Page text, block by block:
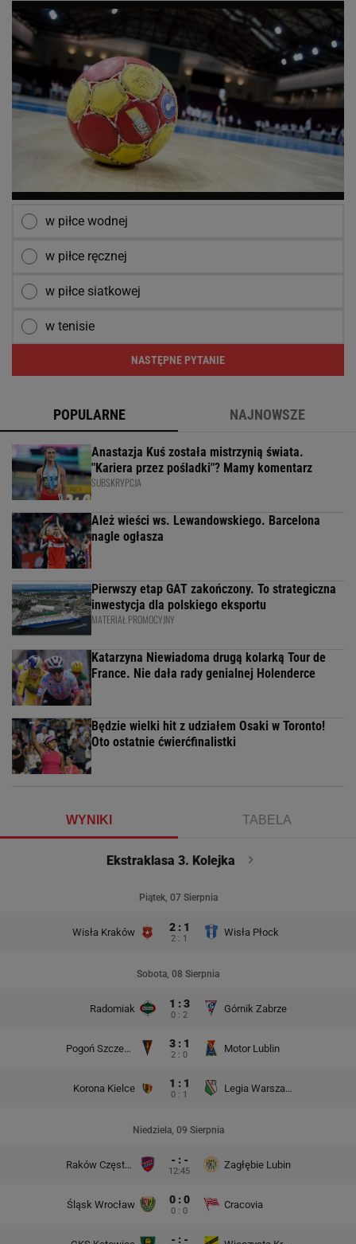
w piłce wodnej
w piłce ręcznej
w piłce siatkowej
w tenisie
NASTĘPNE PYTANIE
POPULARNE NAJNOWSZE
Anastazja Kuś została mistrzynią świata.
"Kariera przez pośladki"? Mamy komentarz
SUBSKRYPCJA
Ależ wieści ws. Lewandowskiego. Barcelona
nagle ogłasza
Pierwszy etap GAT zakończony. To strategiczna
inwestycja dla polskiego eksportu
MATERIAŁ PROMOCYJNY
Katarzyna Niewiadoma drugą kolarką Tour de
France. Nie dała rady genialnej Holenderce
Będzie wielki hit z udziałem Osaki w Toronto!
Oto ostatnie ćwierćfinalistki
WYNIKI TABELA
Ekstraklasa 3. Kolejka
Piątek, 07 Sierpnia
Wisła Kraków 2 : 1
2 : 1
Wisła Płock
Sobota, 08 Sierpnia
Radomiak 1 : 3
0 : 2
Górnik Zabrze
Pogoń Szczecin 3 : 1
2 : 0
Motor Lublin
Korona Kielce 1 : 1
0 : 1
Legia Warszawa
Niedziela, 09 Sierpnia
Raków Częstochowa - : -
12:45
Zagłębie Lubin
Śląsk Wrocław 0 : 0
0 : 0
Cracovia
- : -